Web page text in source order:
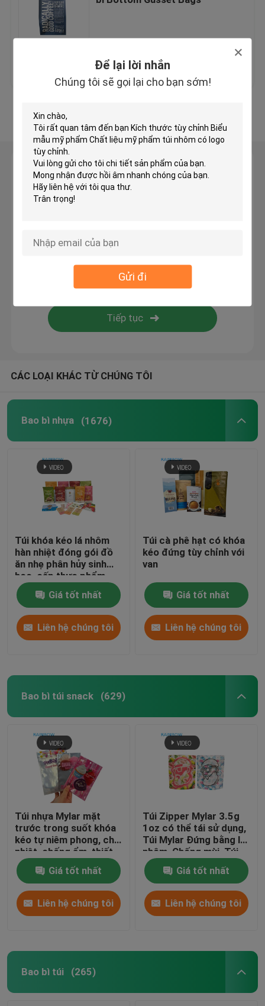
Để lại lời nhắn
Chúng tôi sẽ gọi lại cho bạn sớm!
Gửi đi
Túi in kỹ thuật số
Bao bì giấy bạc
Túi chống tĩnh
Nhãn co lại
Túi niêm phong
Túi đựng thức ăn cho thú cưng
Túi Gusset dưới cùng
Túi niêm phong chân không thực phẩm
Túi giấy tùy chỉnh
Bao bì thẻ vỉ
Chai nhựa
Giá tốt nhất Liên hệ chúng tôi
Để lại lời nhắn
Chúng tôi sẽ gọi lại cho bạn sớm!
CÁC LOẠI KHÁC TỪ CHÚNG TÔI
Bao bì nhựa (1676)
Túi khóa kéo lá nhôm
hàn nhiệt đóng gói đồ
ăn nhẹ phân hủy sinh
học, cấp thực phẩm
cho các loại hạt, trà, cà
phê, thức ăn cho thú
cưng
Giá tốt nhất
Liên hệ chúng tôi
Túi cà phê hạt có khóa
kéo đứng tùy chỉnh với
van
Giá tốt nhất
Liên hệ chúng tôi
Bao bì túi snack (629)
Túi nhựa Mylar mặt
trước trong suốt khóa
kéo tự niêm phong, chịu
nhiệt, chống ẩm, thiết
kế riêng cho đường
Giá tốt nhất
Liên hệ chúng tôi
Túi Zipper Mylar 3.5g
1oz có thể tái sử dụng,
Túi Mylar Đứng bằng lá
nhôm, Chống mùi, Túi
Mylar Cali để bảo quản
thực phẩm, In theo yêu
cầu
Giá tốt nhất
Liên hệ chúng tôi
Bao bì túi (265)